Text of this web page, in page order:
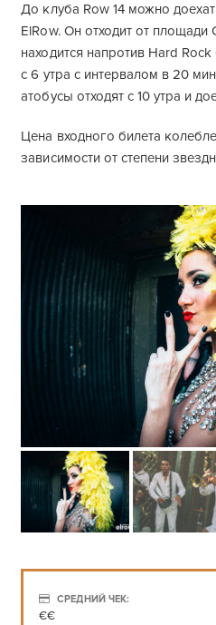
До клуба Row 14 можно
ElRow. Он отходит от площади
находится напротив Hard
с 6 утра с интервалом в 20
атобусы отходят с 10 утра и
Цена входного билета
зависимости от степени
СРЕДНИЙ ЧЕК:
€€